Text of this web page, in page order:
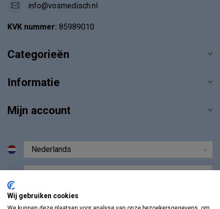
info@vosmedisch.nl
KVK nummer: 85989010
Categorieën
Informatie
Mijn account
Wij gebruiken cookies